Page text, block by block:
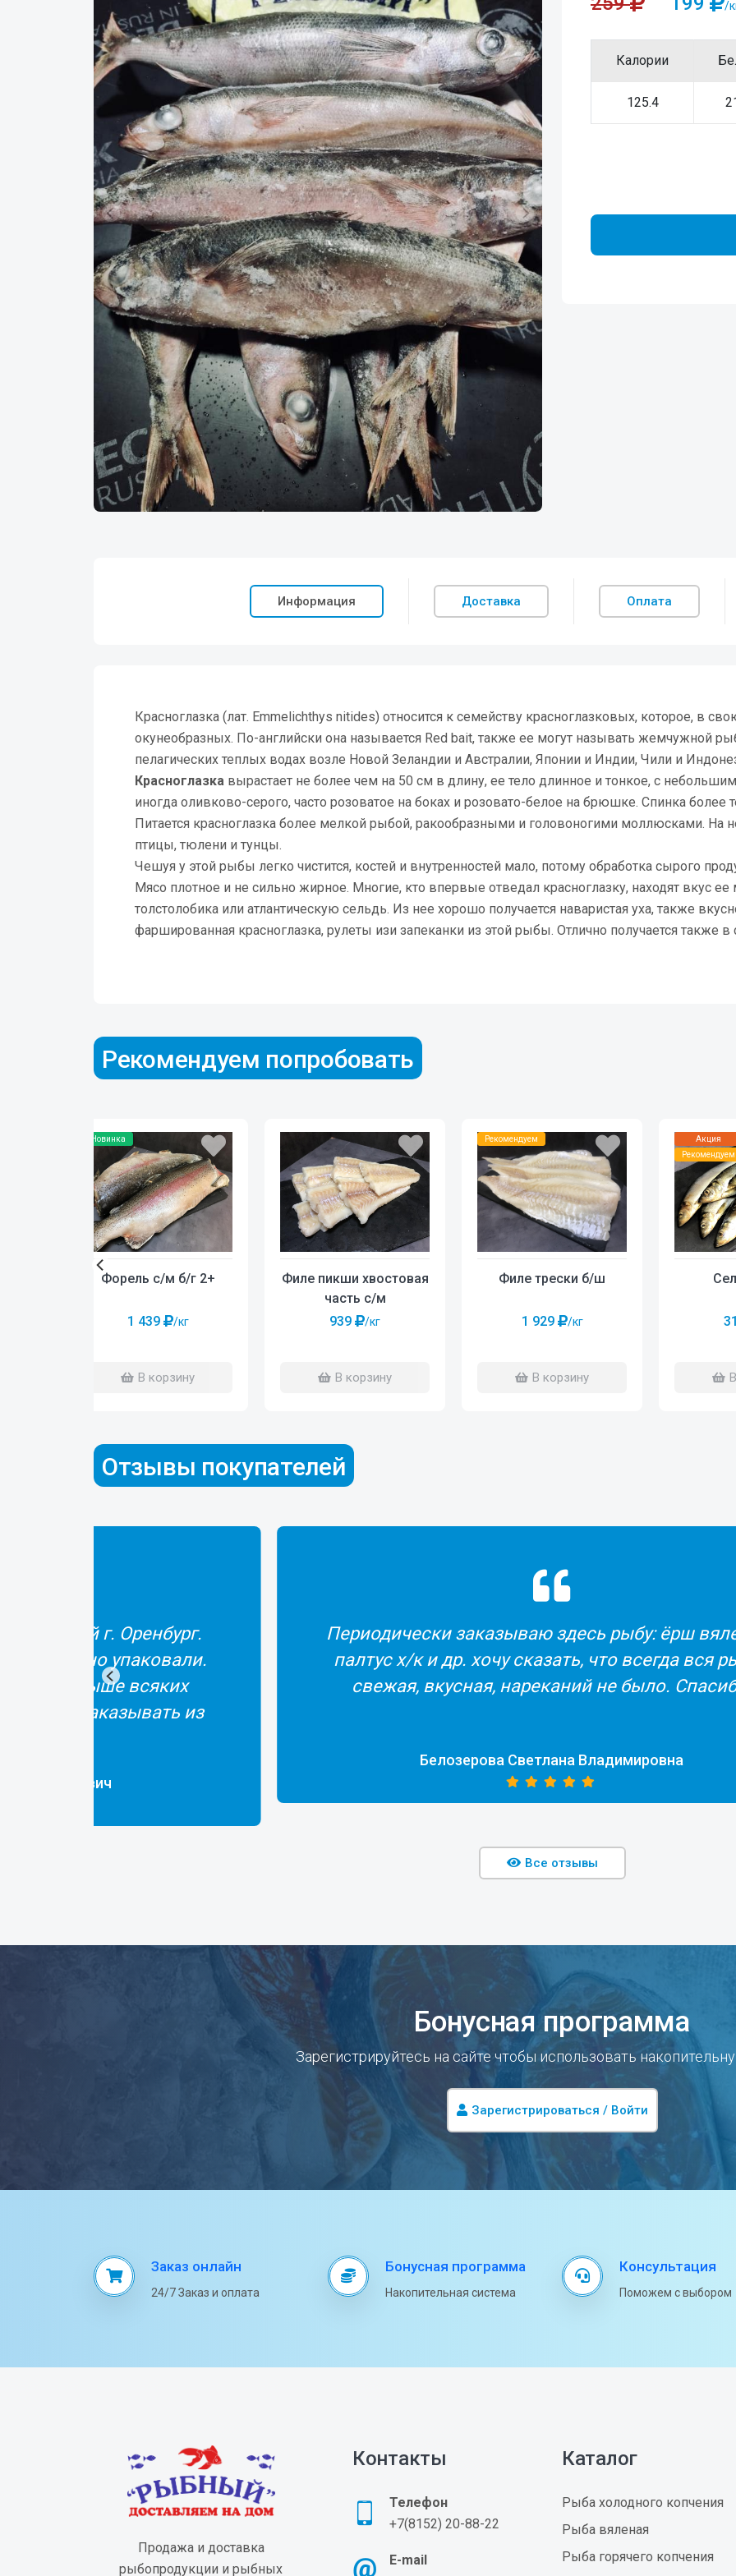
/
Калории
125.4
Информация Доставка Оплата
Красноглазка (лат. Emmelichthys nitides) относится к семейству красноглазковых, которое, в
окунеобразных. По-английски она называется Red bait, также ее могут называть жемчужной
пелагических теплых водах возле Новой Зеландии и Австралии, Японии и Индии, Чили и
Красноглазка вырастает не более чем на 50 см в длину, ее тело длинное и тонкое, с
иногда оливково-серого, часто розоватое на боках и розовато-белое на брюшке. Спинка более
Питается красноглазка более мелкой рыбой, ракообразными и головоногими моллюсками. На
птицы, тюлени и тунцы.
Чешуя у этой рыбы легко чистится, костей и внутренностей мало, потому обработка сырого
Мясо плотное и не сильно жирное. Многие, кто впервые отведал красноглазку, находят вкус
толстолобика или атлантическую сельдь. Из нее хорошо получается наваристая уха, также
фаршированная красноглазка, рулеты изи запеканки из этой рыбы. Отлично получается также
Рекомендуем попробовать
Рекомендуем
Филе трески б/ш
1 929 /кг
В корзину
Акция
Рекомендуем
Новинка
Форель с/м б/г 2+
1 439 /кг
В корзину
Филе пикши хвостовая
часть с/м
939
/кг
В корзину
Отзывы покупателей
рыбу: ёрш вяленый,
что всегда вся рыбка
не было. Спасибо!
Все было сделано очень быстро, прекрасный
Заказывали из другой страны как
Сотрудники помогли с подбором
Трофимова Екатерина Юрьевна
Все отзывы
Бонусная программа
Зарегистрируйтесь на сайте чтобы использовать
Зарегистрироваться / Войти
Заказ онлайн
24/7 Заказ и оплата
Бонусная программа
Накопительная система
Консультация
Поможем с выбором
Продажа и доставка
рыбопродукции и рыбных
Контакты
Телефон
+7(8152) 20-88-22
E-mail
Каталог
Рыба холодного копчения
Рыба вяленая
Рыба горячего копчения